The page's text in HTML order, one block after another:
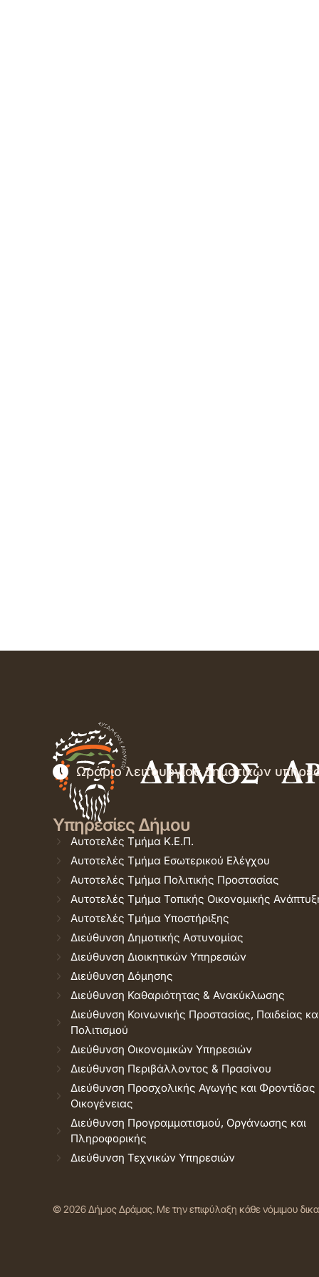
Ωράριο λειτουργίας δημοτικών
Υπηρεσίες Δήμου
Αυτοτελές Τμήμα Κ.Ε.Π.
Αυτοτελές Τμήμα Εσωτερικού Ελέγχου
Αυτοτελές Τμήμα Πολιτικής Προστασίας
Αυτοτελές Τμήμα Τοπικής Οικονομικής
Αυτοτελές Τμήμα Υποστήριξης
Διεύθυνση Δημοτικής Αστυνομίας
Διεύθυνση Διοικητικών Υπηρεσιών
Διεύθυνση Δόμησης
Διεύθυνση Καθαριότητας & Ανακύκλωσης
Διεύθυνση Κοινωνικής Προστασίας, Παιδείας
Πολιτισμού
Διεύθυνση Οικονομικών Υπηρεσιών
Διεύθυνση Περιβάλλοντος & Πρασίνου
Διεύθυνση Προσχολικής Αγωγής και Φροντίδας
Οικογένειας
Διεύθυνση Προγραμματισμού, Οργάνωσης και
Πληροφορικής
Διεύθυνση Τεχνικών Υπηρεσιών
© 2026 Δήμος Δράμας. Με την επιφύλαξη κάθε νόμιμου